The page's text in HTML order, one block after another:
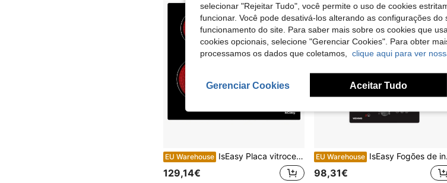
EU Warehouse IsEasy Placa vitrocerâmica com 3 zonas de cozedura, placa de 5500 W, temporizador multizona, incorporado
129,14€
EU Warehouse IsEasy Fogões de indução
98,31€
selecionar "Rejeitar Tudo", você permite o uso de cookies
funcionar. Você pode desativá-los alterando as configurações
funcionamento do site. Para saber mais sobre os cookies que
cookies opcionais, selecione "Gerenciar Cookies". Para obter
processamos os dados que coletamos, clique aqui para ver
Gerenciar Cookies Aceitar Tudo